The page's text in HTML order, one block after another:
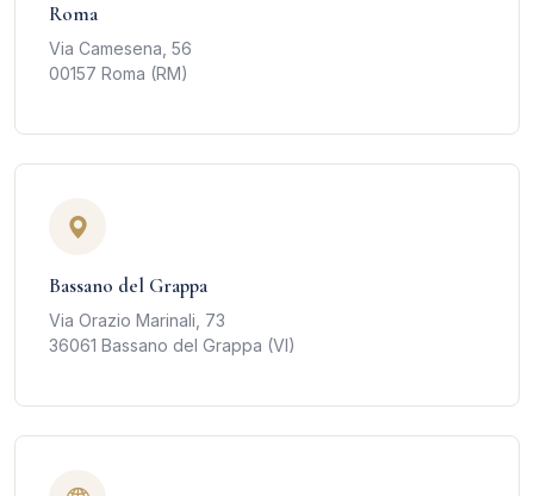
Roma
Via Camesena, 56
00157 Roma (RM)
Bassano del Grappa
Via Orazio Marinali, 73
36061 Bassano del Grappa (VI)